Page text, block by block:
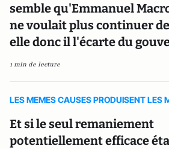
semble qu'Emmanuel
ne voulait plus continuer
elle donc il l'écarte du
1 min de lecture
LES MEMES CAUSES PRODUISENT LES
Et si le seul remaniement
potentiellement efficace